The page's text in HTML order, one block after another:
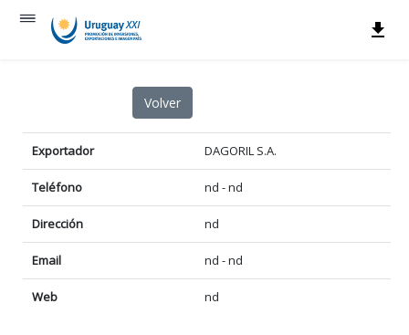
Exportador DAGORIL S.A.
Teléfono nd - nd
Dirección nd
Email nd - nd
Web nd